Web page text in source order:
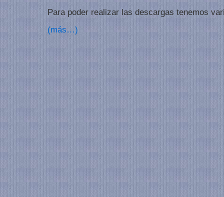
Para poder realizar las descargas tenemos
(más…)